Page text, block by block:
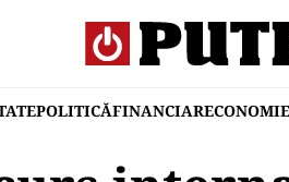
POLITICĂFINANCIARECONOMIE